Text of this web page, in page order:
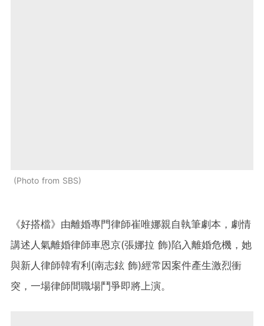
Photo from SBS
《好搭檔》由離婚專門律師崔唯娜親自執筆劇本，劇情
講述人氣離婚律師車恩京(張娜拉 飾)陷入離婚危機，她
與新人律師韓宥利(南志鉉 飾)經常因案件產生激烈衝
突，一場律師間職場鬥爭即將上演。